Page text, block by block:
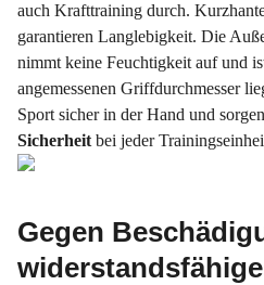
auch Krafttraining durch.
garantieren Langlebigkeit. Die
nimmt keine Feuchtigkeit auf und
angemessenen Griffdurchmesser
Sport sicher in der Hand und
Sicherheit bei jeder
Gegen